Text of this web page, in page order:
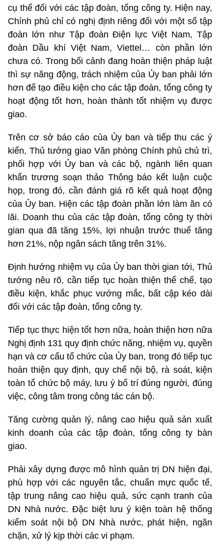
cụ thể đối với các tập đoàn, tổng công ty. Hiện nay,
Chính phủ chỉ có nghị định riêng đối với một số tập
đoàn lớn như Tập đoàn Điện lực Việt Nam, Tập
đoàn Dầu khí Việt Nam, Viettel… còn phần lớn
chưa có. Trong bối cảnh đang hoàn thiện pháp luật
thì sự năng động, trách nhiệm của Ủy ban phải lớn
hơn để tạo điều kiện cho các tập đoàn, tổng công ty
hoạt động tốt hơn, hoàn thành tốt nhiệm vụ được
giao.
Trên cơ sở báo cáo của Ủy ban và tiếp thu các ý
kiến, Thủ tướng giao Văn phòng Chính phủ chủ trì,
phối hợp với Ủy ban và các bộ, ngành liên quan
khẩn trương soạn thảo Thông báo kết luận cuộc
họp, trong đó, cần đánh giá rõ kết quả hoạt động
của Ủy ban. Hiện các tập đoàn phần lớn làm ăn có
lãi. Doanh thu của các tập đoàn, tổng công ty thời
gian qua đã tăng 15%, lợi nhuận trước thuế tăng
hơn 21%, nộp ngân sách tăng trên 31%.
Định hướng nhiệm vụ của Ủy ban thời gian tới, Thủ
tướng nêu rõ, cần tiếp tục hoàn thiện thể chế, tạo
điều kiện, khắc phục vướng mắc, bất cập kéo dài
đối với các tập đoàn, tổng công ty.
Tiếp tục thực hiện tốt hơn nữa, hoàn thiện hơn nữa
Nghị định 131 quy định chức năng, nhiệm vụ, quyền
hạn và cơ cấu tổ chức của Ủy ban, trong đó tiếp tục
hoàn thiện quy định, quy chế nội bộ, rà soát, kiện
toàn tổ chức bộ máy, lưu ý bố trí đúng người, đúng
việc, công tâm trong công tác cán bộ.
Tăng cường quản lý, nâng cao hiệu quả sản xuất
kinh doanh của các tập đoàn, tổng công ty bàn
giao.
Phải xây dựng được mô hình quản trị DN hiện đại,
phù hợp với các nguyên tắc, chuẩn mực quốc tế,
tập trung nâng cao hiệu quả, sức cạnh tranh của
DN Nhà nước. Đặc biệt lưu ý kiện toàn hệ thống
kiểm soát nội bộ DN Nhà nước, phát hiện, ngăn
chặn, xử lý kịp thời các vi phạm.